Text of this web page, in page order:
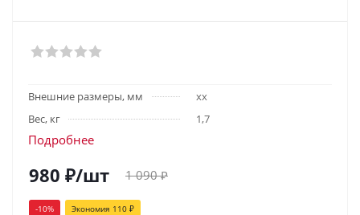
Внешние размеры, мм
хх
Вес, кг
1,7
Подробнее
980 ₽/шт 1 090₽
-10% Экономия 110 ₽